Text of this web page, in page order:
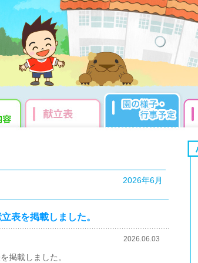
2026年6月
表を掲載しました。
2026.06.03
掲載しました。